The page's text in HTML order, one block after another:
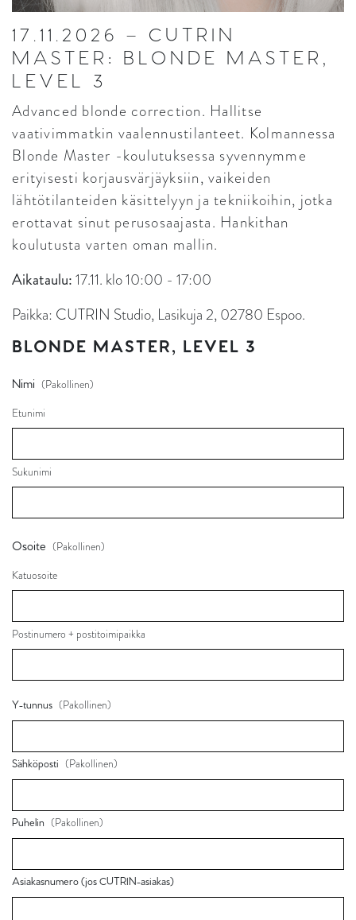
17.11.2026 – CUTRIN
MASTER: BLONDE MASTER,
LEVEL 3
Advanced blonde correction. Hallitse
vaativimmatkin vaalennustilanteet. Kolmannessa
Blonde Master -koulutuksessa syvennymme
erityisesti korjausvärjäyksiin, vaikeiden
lähtötilanteiden käsittelyyn ja tekniikoihin, jotka
erottavat sinut perusosaajasta. Hankithan
koulutusta varten oman mallin.
Aikataulu:17.11. klo 10:00 - 17:00
Paikka: CUTRIN Studio, Lasikuja 2, 02780 Espoo.
BLONDE MASTER, LEVEL 3
Nimi (Pakollinen)
Etunimi
Sukunimi
Osoite (Pakollinen)
Katuosoite
Postinumero + postitoimipaikka
Y-tunnus (Pakollinen)
Sähköposti (Pakollinen)
Puhelin (Pakollinen)
Asiakasnumero (jos CUTRIN-asiakas)